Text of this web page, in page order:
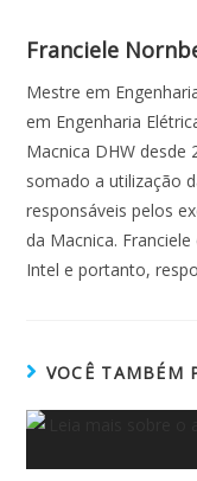
Franciele
Mestre em
em Engenharia
Macnica DHW desde
somado a utilização
responsáveis pelos
da Macnica.
Intel e portanto,
VOCÊ TAMBÉM